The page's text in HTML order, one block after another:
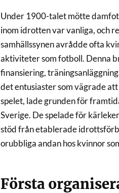
Under 1900-talet mötte
inom idrotten var vanliga, och
samhällssynen avrådde ofta
aktiviteter som fotboll. Denna
finansiering,
det entusiaster som vägrade
spelet, lade grunden för
Sverige. De spelade för
stöd från etablerade
orubbliga andan hos kvinnor
Första